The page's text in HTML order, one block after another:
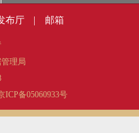
布厅 邮箱
理局
ICP备05060933号